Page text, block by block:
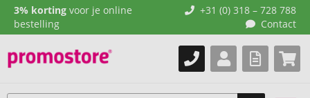
3% korting voor je online
bestelling
+31 (0) 318 – 728 788
Contact